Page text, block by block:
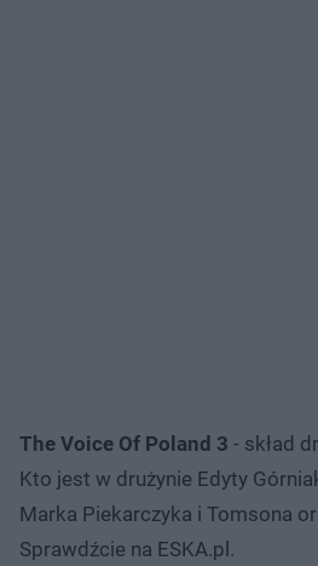
The Voice Of Poland 3 - skład
Kto jest w drużynie Edyty
Marka Piekarczyka i Tomsona
Sprawdźcie na ESKA.pl.